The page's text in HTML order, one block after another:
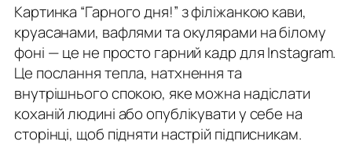
Картинка “Гарного дня!” з філіжанкою кави,
круасанами, вафлями та окулярами на білому
фоні — це не просто гарний кадр для Instagram.
Це послання тепла, натхнення та
внутрішнього спокою, яке можна надіслати
коханій людині або опублікувати у себе на
сторінці, щоб підняти настрій підписникам.